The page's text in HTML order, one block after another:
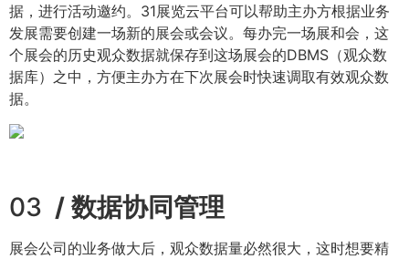
据，进行活动邀约。31展览云平台可以帮助主办方根据业务
发展需要创建一场新的展会或会议。每办完一场展和会，这
个展会的历史观众数据就保存到这场展会的DBMS（观众数
据库）之中，方便主办方在下次展会时快速调取有效观众数
据。
03 / 数据协同管理
展会公司的业务做大后，观众数据量必然很大，这时想要精